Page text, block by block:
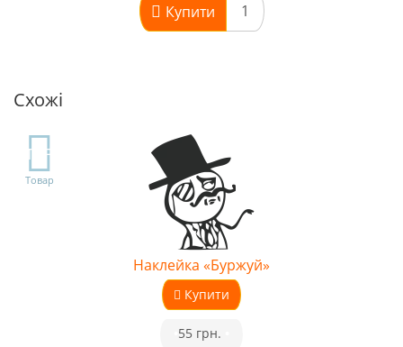
Купити
Схожі
TOP
Товар
Наклейка «Буржуй»
Купити
55 грн.